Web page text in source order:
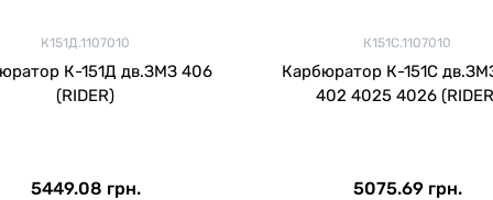
К151Д.1107010
К-151Д дв.ЗМЗ 406
(RIDER)
5449.08 грн.
К151С.1107010
Карбюратор К-151С
402 4025 4026
5075.69 грн.